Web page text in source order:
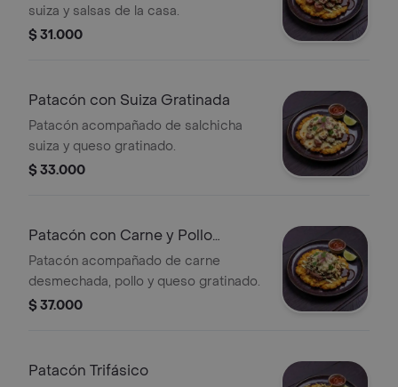
suiza y salsas de la casa.
$ 31.000
Patacón con Suiza Gratinada
Patacón acompañado de salchicha
suiza y queso gratinado.
$ 33.000
Patacón con Carne y Pollo
Gratinado
Patacón acompañado de carne
desmechada, pollo y queso gratinado.
$ 37.000
Patacón Trifásico